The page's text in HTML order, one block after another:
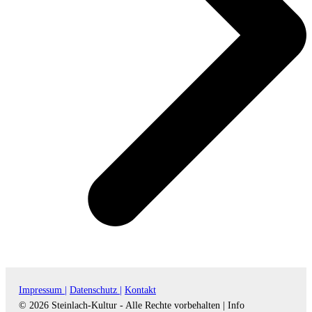
Impressum | Datenschutz |
Kontakt
© 2026 Steinlach-Kultur - Alle Rechte vorbehalten |
Info